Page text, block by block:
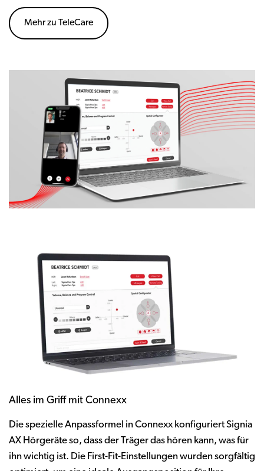
Mehr zu TeleCare
Alles im Griff mit Connexx
Die spezielle Anpassformel in Connexx konfiguriert Signia
AX Hörgeräte so, dass der Träger das hören kann, was für
ihn wichtig ist. Die First-Fit-Einstellungen wurden sorgfältig